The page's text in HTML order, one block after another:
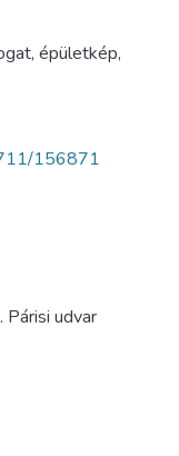
, épületkép,
156871
udvar